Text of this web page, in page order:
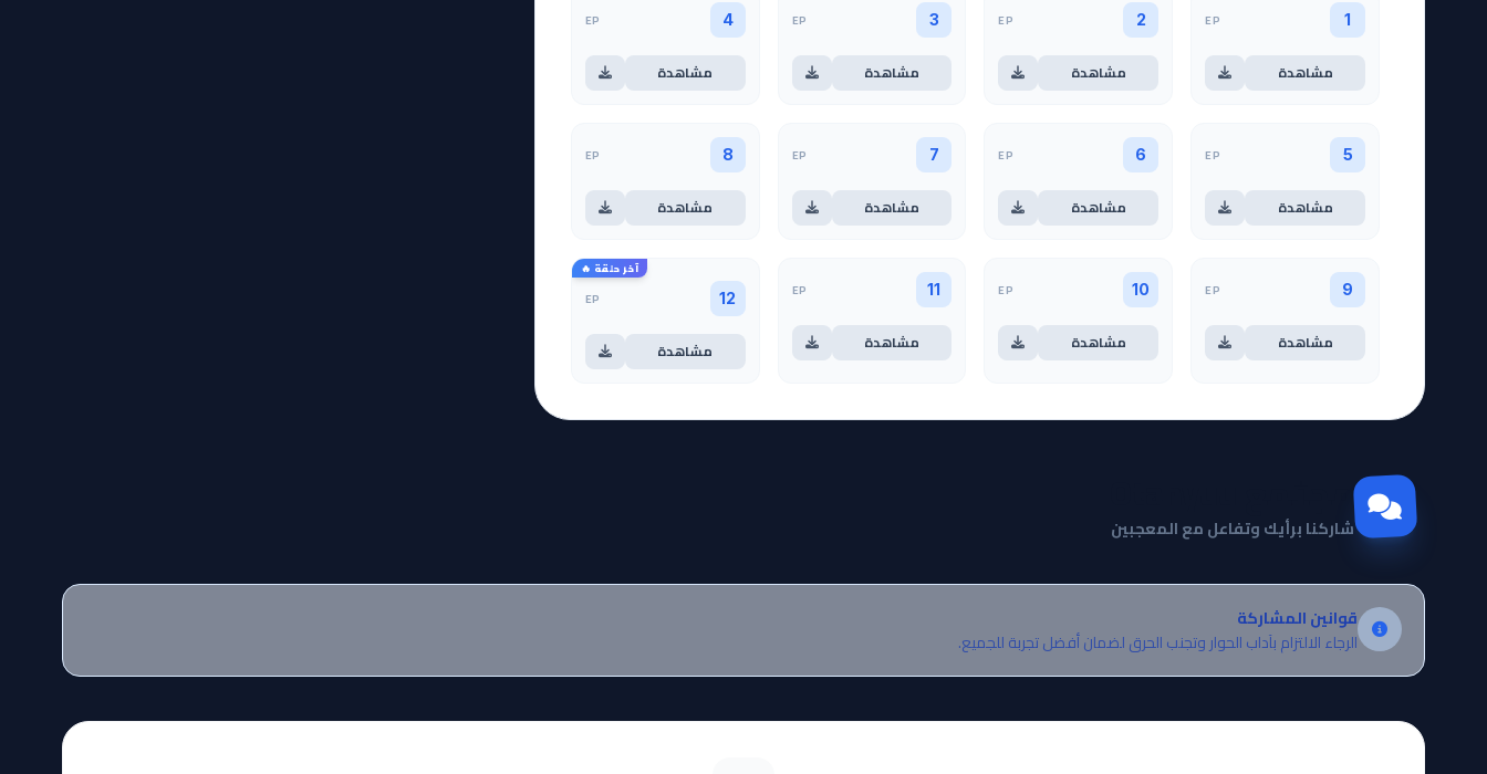
1
EP
مشاهدة
2
EP
مشاهدة
3
EP
مشاهدة
4
EP
مشاهدة
5
EP
مشاهدة
6
EP
مشاهدة
7
EP
مشاهدة
8
EP
مشاهدة
9
EP
مشاهدة
10
EP
مشاهدة
11
EP
مشاهدة
آخر حلقة 🔥
12
EP
مشاهدة
مجتمع Otanyuu
شاركنا برأيك وتفاعل مع المعجبين
قوانين المشاركة
الرجاء الالتزام بآداب الحوار وتجنب الحرق لضمان أفضل تجربة للجميع.